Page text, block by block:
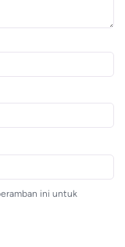
ini untuk